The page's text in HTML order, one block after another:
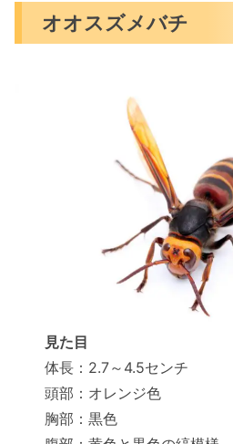
オオスズメバチ
見た目
体長：2.7～4.5センチ
頭部：オレンジ色
胸部：黒色